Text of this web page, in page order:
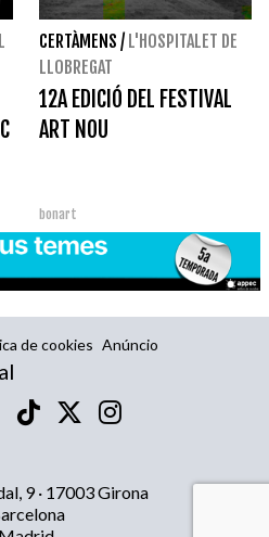
CERTÀMENS / L'HOSPITALET DE
LLOBREGAT
12A EDICIÓ DEL FESTIVAL
ART NOU
bonart
de cookies Anúncio
9 · 17003 Girona